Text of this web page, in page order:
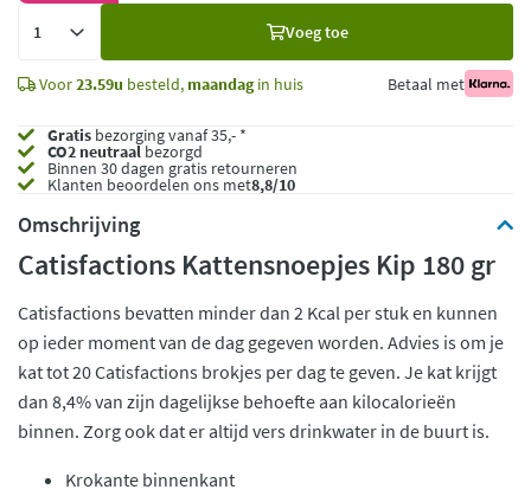
Voeg toe
Voor23.59u besteld, maandagin huis Betaal met
Gratis bezorging vanaf 35,- *
CO2 neutraalbezorgd
Binnen 30 dagen gratis retourneren
Klanten beoordelen ons met8,8/10
Omschrijving
Catisfactions Kattensnoepjes Kip 180 gr
Catisfactions bevatten minder dan 2 Kcal per stuk en kunnen
op ieder moment van de dag gegeven worden. Advies is om je
kat tot 20 Catisfactions brokjes per dag te geven. Je kat krijgt
dan 8,4% van zijn dagelijkse behoefte aan kilocalorieën
binnen. Zorg ook dat er altijd vers drinkwater in de buurt is.
Krokante binnenkant